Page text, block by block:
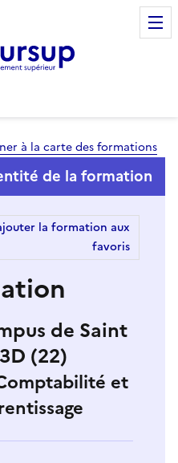
à la carte des formations
de Saint
(22)
et
de la formation
la formation aux
favoris